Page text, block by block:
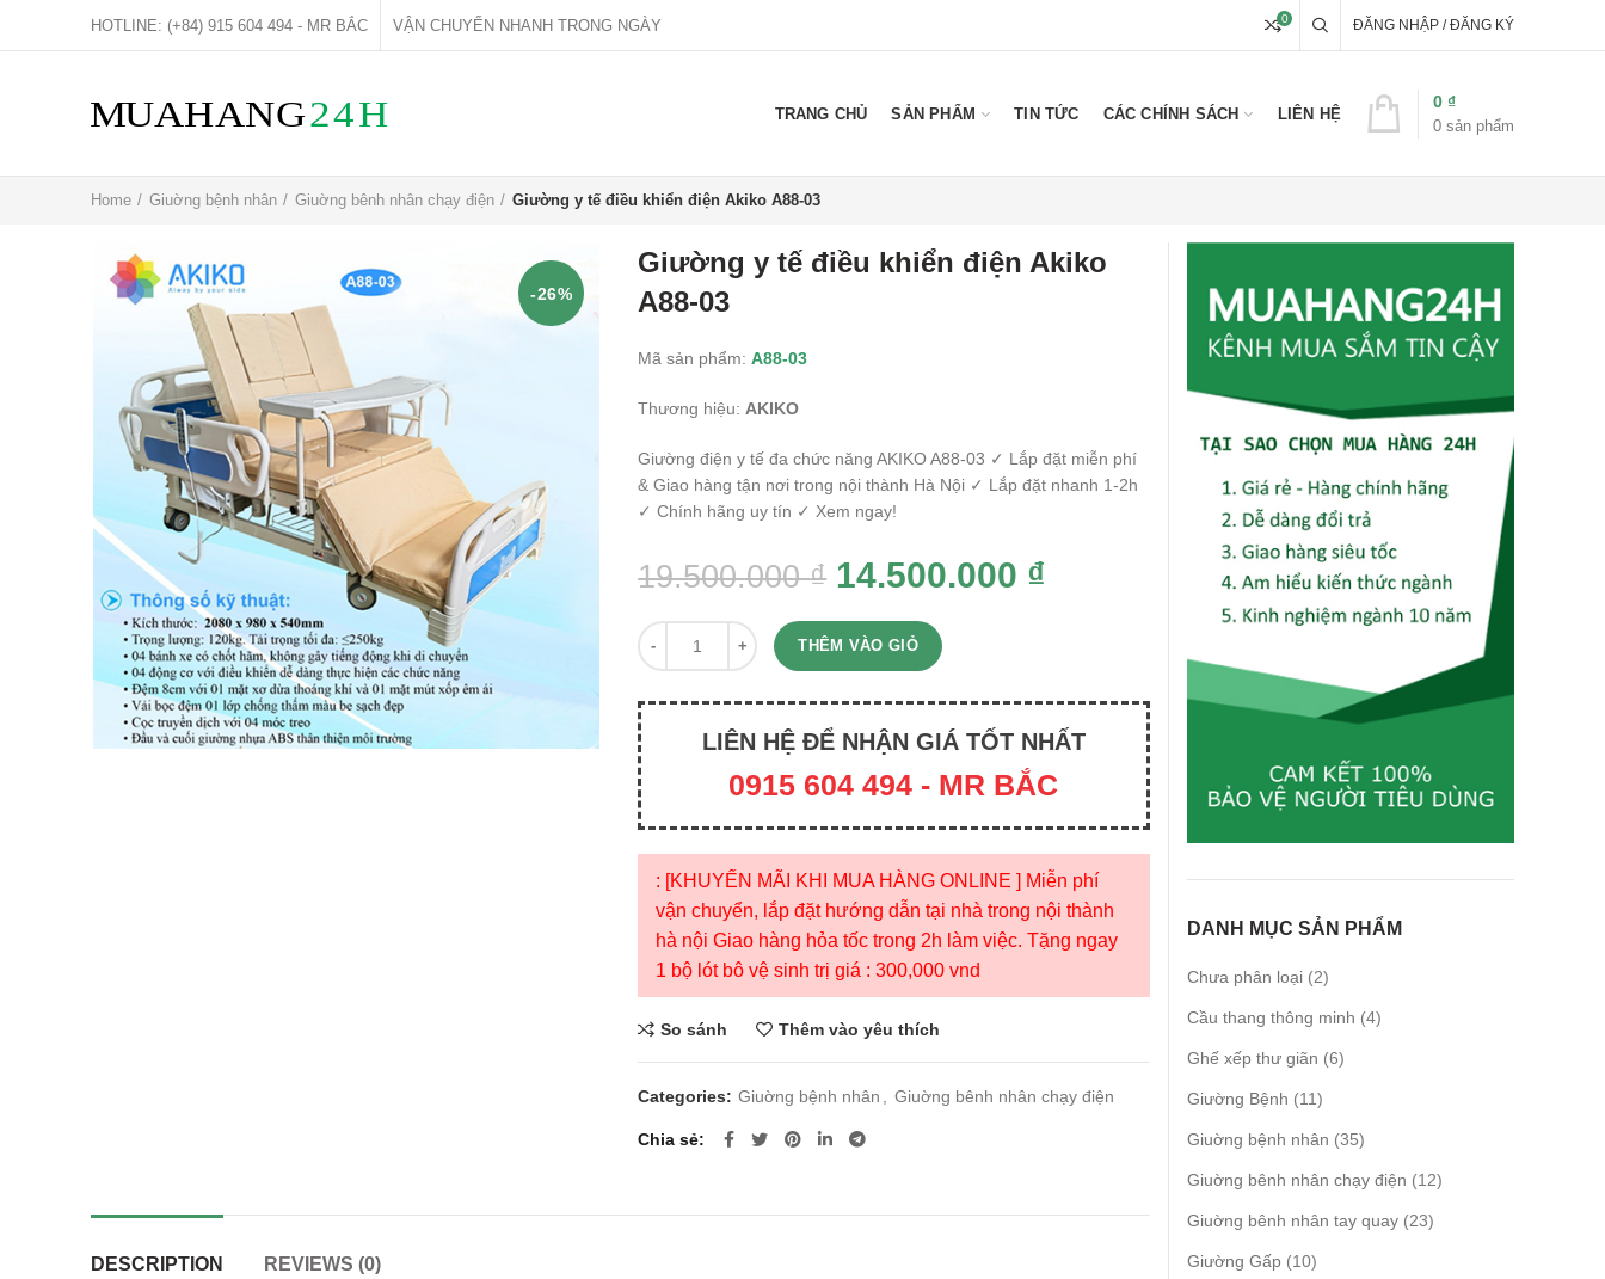
HOTLINE: (+84) 915 604 494 - MR BẮC VẬN CHUYỂN NHANH TRONG NGÀY 0 ĐĂNG NHẬP / ĐĂNG KÝ
TRANG CHỦ SẢN PHẨM TIN TỨC CÁC CHÍNH SÁCH LIÊN HỆ
0 sản phẩm
0 ₫
Home Giuờng bệnh nhân Giuờng bênh nhân chạy điện Giường y tế điều khiển điện Akiko A88-03
-26%
Giường y tế điều khiển điện Akiko
A88-03
Mã sản phẩm:A88-03
Thương hiệu: AKIKO
Giường điện y tế đa chức năng AKIKO A88-03 ✓ Lắp đặt miễn phí
& Giao hàng tận nơi trong nội thành Hà Nội ✓ Lắp đặt nhanh 1-2h
✓ Chính hãng uy tín ✓ Xem ngay!
19.500.000₫ 14.500.000 ₫
Quantity
THÊM VÀO GIỎ
LIÊN HỆ ĐỂ NHẬN GIÁ TỐT NHẤT
0915 604 494 - MR BẮC
: [KHUYẾN MÃI KHI MUA HÀNG ONLINE ] Miễn phí
vận chuyển, lắp đặt hướng dẫn tại nhà trong nội thành
hà nội Giao hàng hỏa tốc trong 2h làm việc. Tặng ngay
1 bộ lót bô vệ sinh trị giá : 300,000 vnd
So sánh Thêm vào yêu thích
Categories: Giuờng bệnh nhân Giuờng bênh nhân chạy điện
Chia sẻ
DESCRIPTION REVIEWS (0)
DANH MỤC SẢN PHẨM
Chưa phân loại 22
Cầu thang thông minh 44
Ghế xếp thư giãn 66
Giường Bệnh 1111
Giuờng bệnh nhân 3535
Giuờng bênh nhân chạy điện 1212
Giuờng bênh nhân tay quay 2323
Giường Gấp 1010